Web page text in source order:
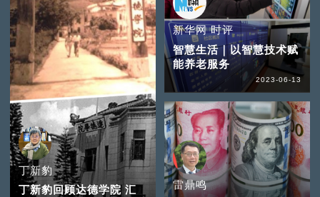
丁新豹
丁新豹回顾达德学院 汇
新华网 时评
智慧生活｜以智慧技术赋
能养老服务
2023-06-13
雷鼎鸣